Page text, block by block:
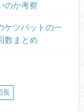
のか考察
ケツバットの一
数まとめ
長